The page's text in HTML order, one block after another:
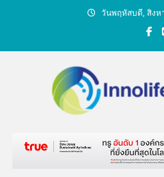
วันพฤหัสบดี, สิงห
คนกับควา
นวัต